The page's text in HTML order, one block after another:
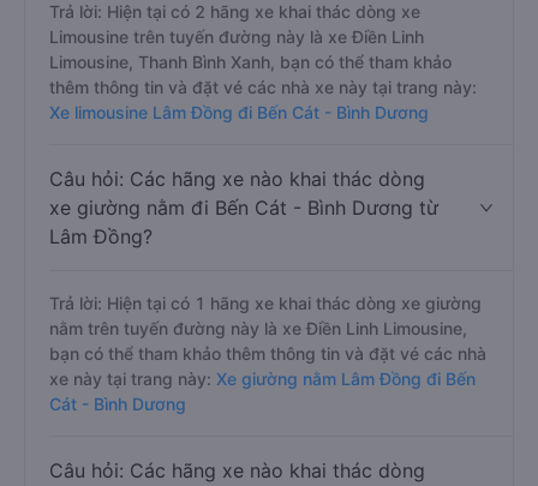
Trả lời: Hiện tại có 2 hãng xe khai thác dòng xe
Limousine trên tuyến đường này là xe Điền Linh
Limousine, Thanh Bình Xanh, bạn có thể tham khảo
thêm thông tin và đặt vé các nhà xe này tại trang này:
Xe limousine Lâm Đồng đi Bến Cát - Bình Dương
Câu hỏi: Các hãng xe nào khai thác dòng
xe giường nằm đi Bến Cát - Bình Dương từ
Lâm Đồng?
Trả lời: Hiện tại có 1 hãng xe khai thác dòng xe giường
nằm trên tuyến đường này là xe Điền Linh Limousine,
bạn có thể tham khảo thêm thông tin và đặt vé các nhà
xe này tại trang này: Xe giường nằm Lâm Đồng đi Bến
Cát - Bình Dương
Câu hỏi: Các hãng xe nào khai thác dòng